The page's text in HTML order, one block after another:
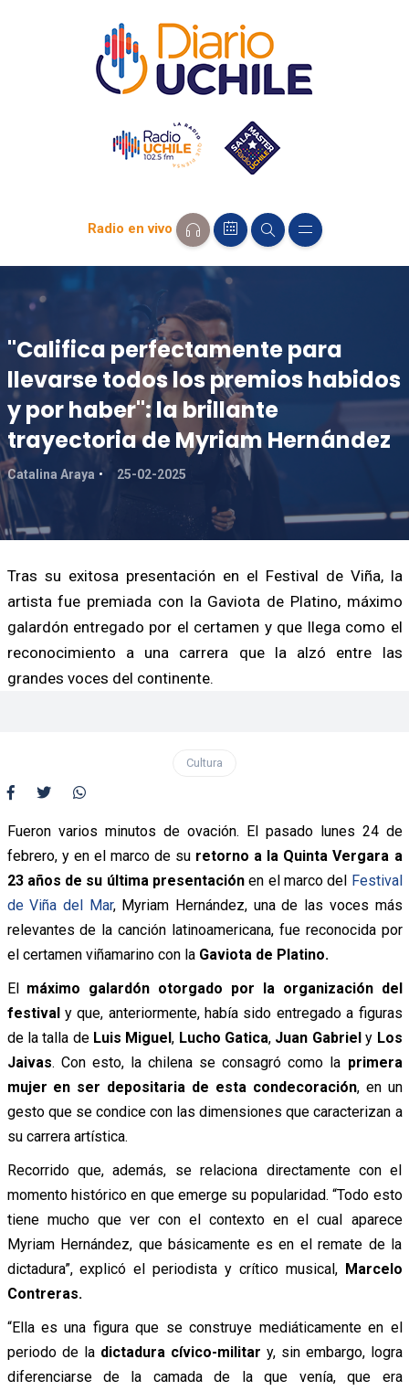
Radio en vivo
"Califica perfectamente para
llevarse todos los premios habidos
y por haber": la brillante
trayectoria de Myriam Hernández
Catalina Araya 25-02-2025
Tras su exitosa presentación en el Festival de Viña, la
artista fue premiada con la Gaviota de Platino, máximo
galardón entregado por el certamen y que llega como el
reconocimiento a una carrera que la alzó entre las
grandes voces del continente.
Cultura
Fueron varios minutos de ovación. El pasado lunes 24 de
febrero, y en el marco de su retorno a la Quinta Vergara a
23 años de su última presentación en el marco del Festival
de Viña del Mar, Myriam Hernández, una de las voces más
relevantes de la canción latinoamericana, fue reconocida por
el certamen viñamarino con la Gaviota de Platino.
El máximo galardón otorgado por la organización del
festivaly que, anteriormente, había sido entregado a figuras
de la talla de Luis Miguel, Lucho Gatica, Juan Gabriely Los
Jaivas. Con esto, la chilena se consagró como la primera
mujer en ser depositaria de esta condecoración, en un
gesto que se condice con las dimensiones que caracterizan a
su carrera artística.
Recorrido que, además, se relaciona directamente con el
momento histórico en que emerge su popularidad. “Todo esto
tiene mucho que ver con el contexto en el cual aparece
Myriam Hernández, que básicamente es en el remate de la
dictadura”, explicó el periodista y crítico musical, Marcelo
Contreras.
“Ella es una figura que se construye mediáticamente en el
periodo de la dictadura cívico-militar y, sin embargo, logra
diferenciarse de la camada de la que venía, que era